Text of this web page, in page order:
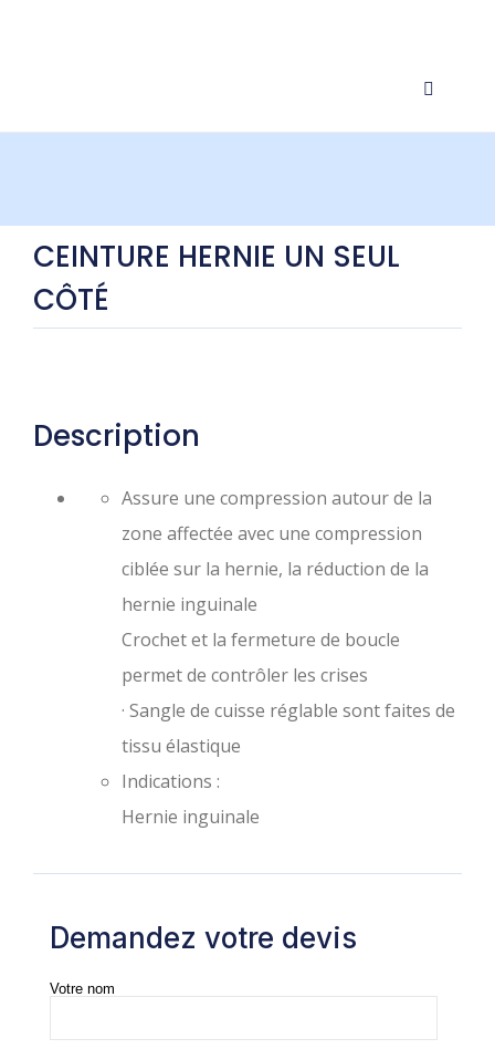
CEINTURE HERNIE UN SEUL
CÔTÉ
Description
Assure une compression autour de la
zone affectée avec une compression
ciblée sur la hernie, la réduction de la
hernie inguinale
Crochet et la fermeture de boucle
permet de contrôler les crises
· Sangle de cuisse réglable sont faites de
tissu élastique
Indications :
Hernie inguinale
Demandez votre devis
Votre nom